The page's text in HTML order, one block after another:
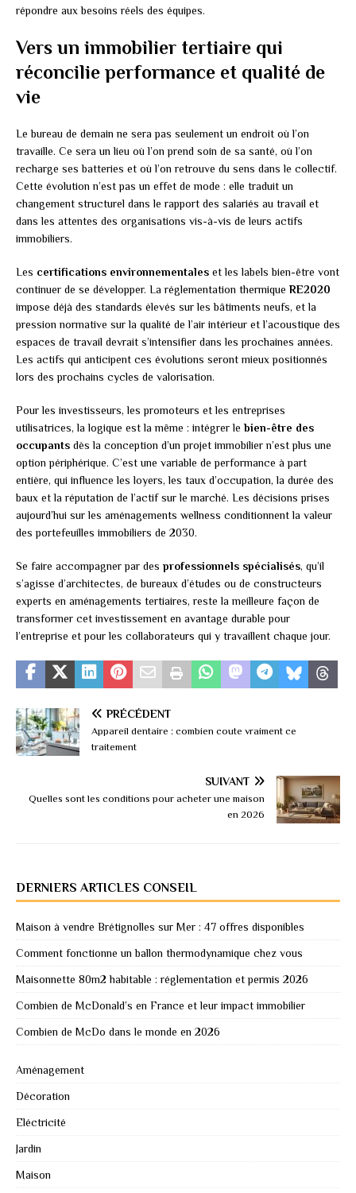
répondre aux besoins réels des équipes.
Vers un immobilier tertiaire qui
réconcilie performance et qualité de
vie
Le bureau de demain ne sera pas seulement un endroit où l’on
travaille. Ce sera un lieu où l’on prend soin de sa santé, où l’on
recharge ses batteries et où l’on retrouve du sens dans le collectif.
Cette évolution n’est pas un effet de mode : elle traduit un
changement structurel dans le rapport des salariés au travail et
dans les attentes des organisations vis-à-vis de leurs actifs
immobiliers.
Les certifications environnementales et les labels bien-être vont
continuer de se développer. La réglementation thermiqueRE2020
impose déjà des standards élevés sur les bâtiments neufs, et la
pression normative sur la qualité de l’air intérieur et l’acoustique des
espaces de travail devrait s’intensifier dans les prochaines années.
Les actifs qui anticipent ces évolutions seront mieux positionnés
lors des prochains cycles de valorisation.
Pour les investisseurs, les promoteurs et les entreprises
utilisatrices, la logique est la même : intégrer lebien-être des
occupants dès la conception d’un projet immobilier n’est plus une
option périphérique. C’est une variable de performance à part
entière, qui influence les loyers, les taux d’occupation, la durée des
baux et la réputation de l’actif sur le marché. Les décisions prises
aujourd’hui sur les aménagements wellness conditionnent la valeur
des portefeuilles immobiliers de 2030.
Se faire accompagner par des professionnels spécialisés, qu’il
s’agisse d’architectes, de bureaux d’études ou de constructeurs
experts en aménagements tertiaires, reste la meilleure façon de
transformer cet investissement en avantage durable pour
l’entreprise et pour les collaborateurs qui y travaillent chaque jour.
PRÉCÉDENT
Appareil dentaire : combien coute vraiment ce
traitement
SUIVANT
Quelles sont les conditions pour acheter une maison
en 2026
DERNIERS ARTICLES CONSEIL
Maison à vendre Brétignolles sur Mer : 47 offres disponibles
Comment fonctionne un ballon thermodynamique chez vous
Maisonnette 80m2 habitable : réglementation et permis 2026
Combien de McDonald’s en France et leur impact immobilier
Combien de McDo dans le monde en 2026
Aménagement
Décoration
Eléctricité
Jardin
Maison